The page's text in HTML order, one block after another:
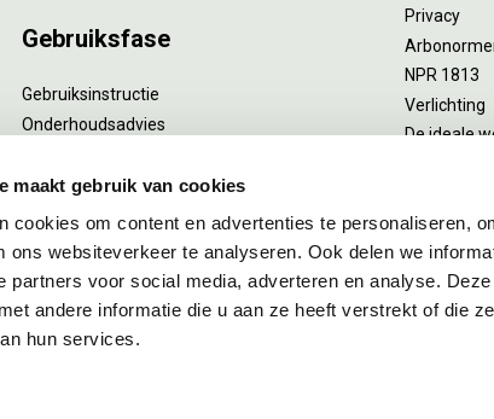
maakt gebruik van cookies
cookies om content en advertenties te personaliseren,
ons websiteverkeer te analyseren. Ook delen we
partners voor social media, adverteren en analyse.
andere informatie die u aan ze heeft verstrekt of die
hun services.
Gebruiksfase
Gebruiksinstructie
Onderhoudsadvies
Specialistische reiniging
Refurbishment
Interne verhuizing
Privacy
NPR 1813
Verlichting
De ideale